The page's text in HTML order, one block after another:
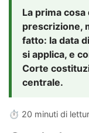
La prima
prescrizione,
fatto: la data
si applica, e
Corte
centrale.
⏱ 20 minuti di